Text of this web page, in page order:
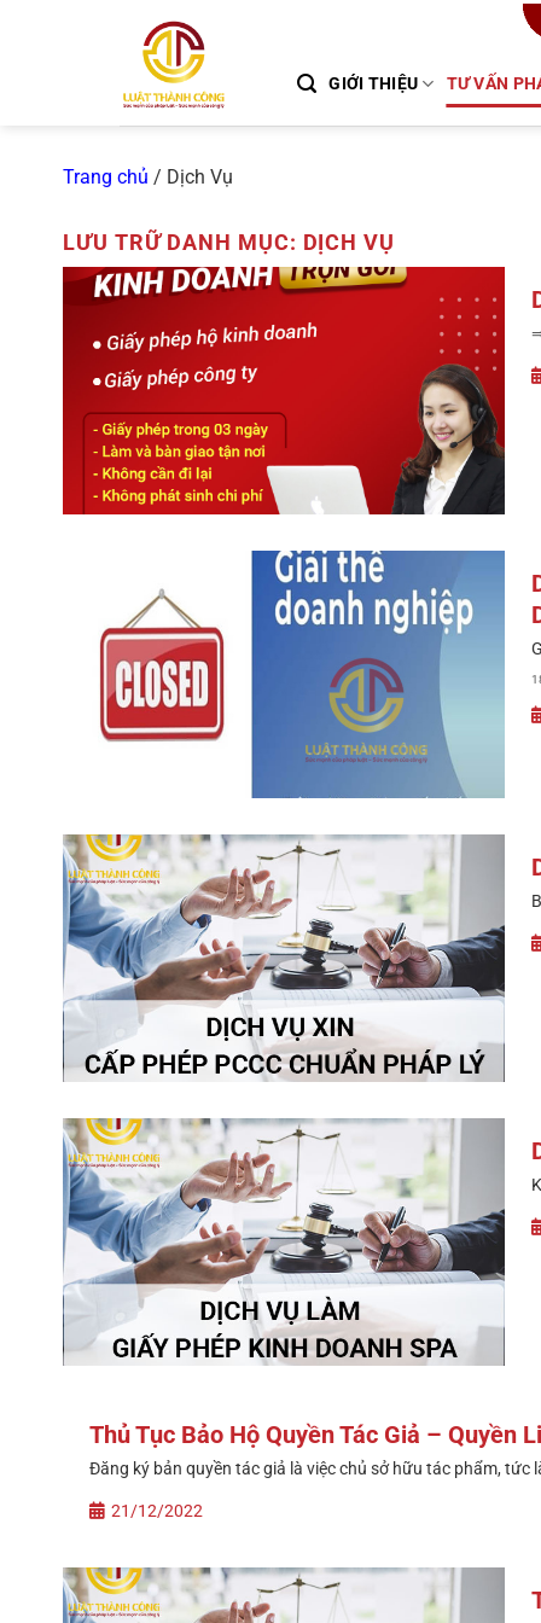
GIỚI THIỆU TƯ VẤN
Trang chủ / Dịch Vụ
LƯU TRỮ DANH MỤC: DỊCH VỤ
Thủ Tục Bảo Hộ Quyền Tác Giả – Quyền
Đăng ký bản quyền tác giả là việc chủ sở hữu tác phẩm, tức
21/12/2022